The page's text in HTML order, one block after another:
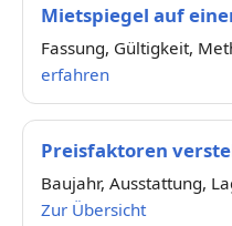
Mietspiegel auf
Fassung, Gültigkeit,
erfahren
Preisfaktoren
Baujahr, Ausstattung,
Zur Übersicht